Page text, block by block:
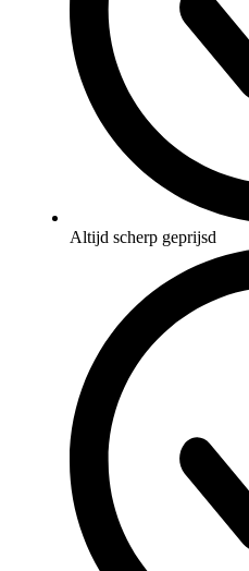
Altijd scherp geprijsd